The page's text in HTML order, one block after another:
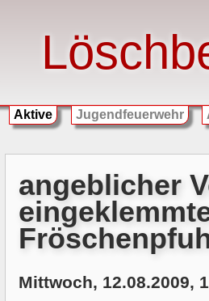
Aktive Jugendfeuerwehr
angeblicher
Mittwoch, 12.08.2009,